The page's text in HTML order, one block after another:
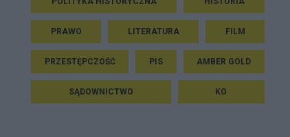
PRAWO LITERATURA FILM
PRZESTĘPCZOŚĆ PIS AMBER GOLD
SĄDOWNICTWO KO